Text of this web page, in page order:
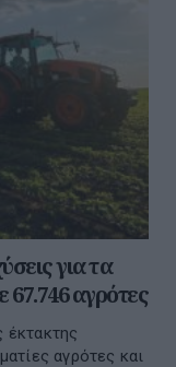
για τα
67.746 αγρότες
αγρότες και